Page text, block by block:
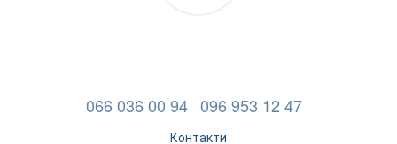
066 036 00 94 096 953 12 47
Контакти